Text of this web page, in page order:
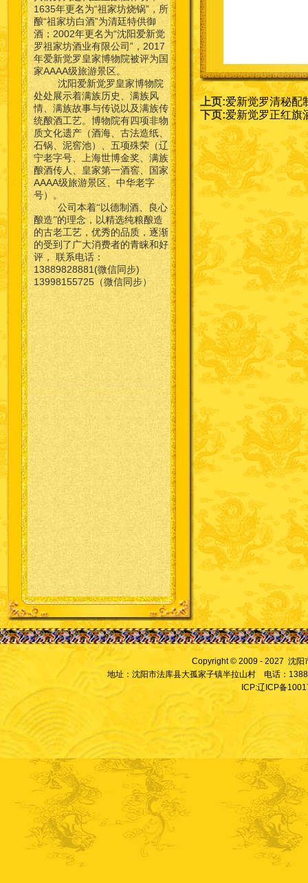
1635年更名为“祖家坊烧锅”，所
酿“祖家坊白酒”为清廷特供御
酒；2002年更名为“沈阳爱新觉
罗祖家坊酒业有限公司”，2017
年爱新觉罗皇家博物院被评为国
家AAAA级旅游景区。
沈阳爱新觉罗皇家博物院
处处展示着满族历史、满族风
情、满族故事与传说以及满族传
统酿酒工艺。博物院有四项非物
质文化遗产（酒海、古法造纸、
石锅、泥窖池）、五项殊荣（辽
宁老字号、上海世博金奖、满族
酿酒传人、皇家第一酒窖、国家
AAAA级旅游景区、中华老字
号）。
公司本着“以德制酒、良心
酿造”的理念，以精选纯粮酿造
的古老工艺，优秀的品质，逐渐
的受到了广大消费者的青睐和好
评， 联系电话：
13889828881(微信同步)
13998155725（微信同步）
上页:爱新觉罗清秘配
下页:爱新觉罗正红旗
Copyright © 2009 - 2027 沈阳
地址：沈阳市法库县大孤家子镇半拉山村 电话：
ICP:辽ICP备